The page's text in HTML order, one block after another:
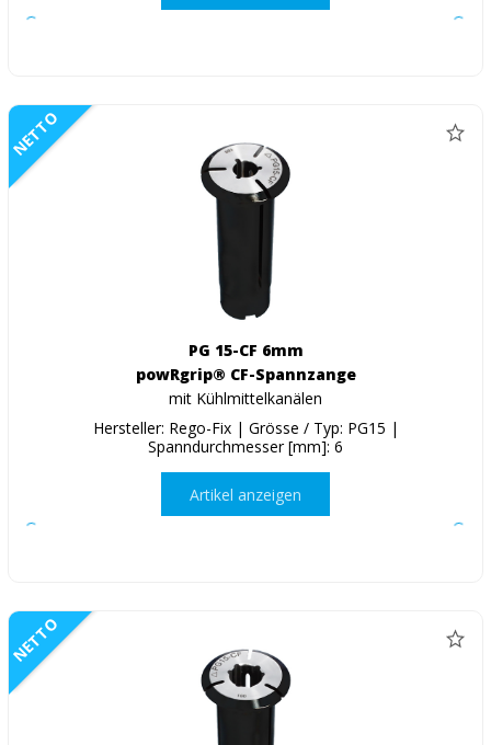
NETTO
PG 15-CF 6mm
powRgrip® CF-Spannzange
mit Kühlmittelkanälen
Hersteller: Rego-Fix | Grösse / Typ: PG15 |
Spanndurchmesser [mm]: 6
Artikel anzeigen
NETTO